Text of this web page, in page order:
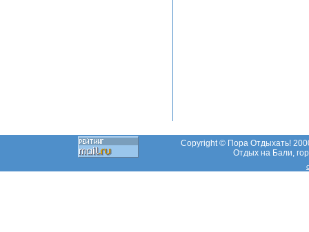
Copyright © Пора Отдыхать!
Отдых на Бали,